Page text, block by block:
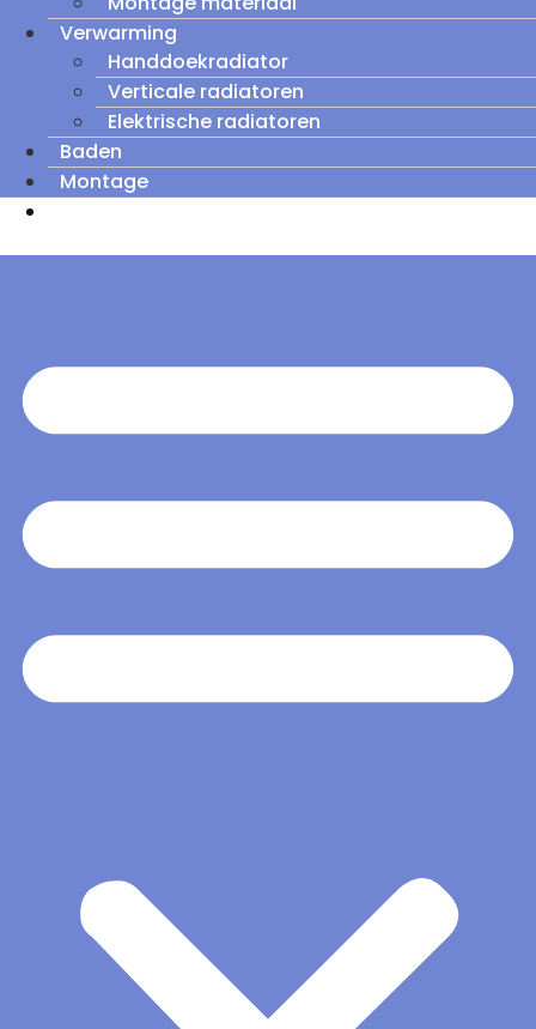
Verwarming
Handdoekradiator
Verticale radiatoren
Elektrische radiatoren
Baden
Montage